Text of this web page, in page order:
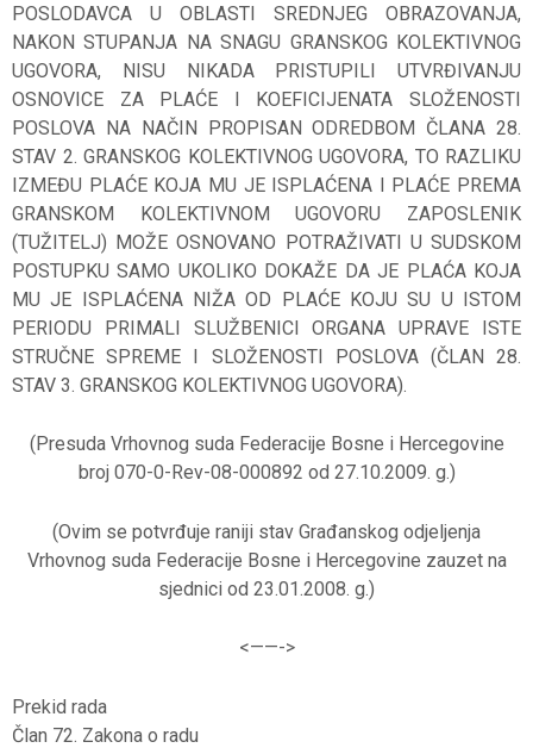
POSLODAVCA U OBLASTI SREDNJEG OBRAZOVANJA,
NAKON STUPANJA NA SNAGU GRANSKOG KOLEKTIVNOG
UGOVORA, NISU NIKADA PRISTUPILI UTVRĐIVANJU
OSNOVICE ZA PLAĆE I KOEFICIJENATA SLOŽENOSTI
POSLOVA NA NAČIN PROPISAN ODREDBOM ČLANA 28.
STAV 2. GRANSKOG KOLEKTIVNOG UGOVORA, TO RAZLIKU
IZMEĐU PLAĆE KOJA MU JE ISPLAĆENA I PLAĆE PREMA
GRANSKOM KOLEKTIVNOM UGOVORU ZAPOSLENIK
(TUŽITELJ) MOŽE OSNOVANO POTRAŽIVATI U SUDSKOM
POSTUPKU SAMO UKOLIKO DOKAŽE DA JE PLAĆA KOJA
MU JE ISPLAĆENA NIŽA OD PLAĆE KOJU SU U ISTOM
PERIODU PRIMALI SLUŽBENICI ORGANA UPRAVE ISTE
STRUČNE SPREME I SLOŽENOSTI POSLOVA (ČLAN 28.
STAV 3. GRANSKOG KOLEKTIVNOG UGOVORA).
(Presuda Vrhovnog suda Federacije Bosne i Hercegovine
broj 070-0-Rev-08-000892 od 27.10.2009. g.)
(Ovim se potvrđuje raniji stav Građanskog odjeljenja
Vrhovnog suda Federacije Bosne i Hercegovine zauzet na
sjednici od 23.01.2008. g.)
<——->
Prekid rada
Član 72. Zakona o radu